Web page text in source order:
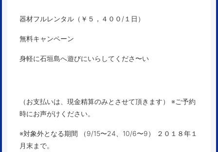
器材フルレンタル（￥５，４００/１日）
無料キャンペーン
身軽に石垣島へ遊びにいらしてくださ〜い
（お支払いは、現金精算のみとさせて頂きます） ※ご予約
時にお声がけください。
※対象外となる期間 （9/15〜24、10/6〜9）
２０１８年１
月末まで。